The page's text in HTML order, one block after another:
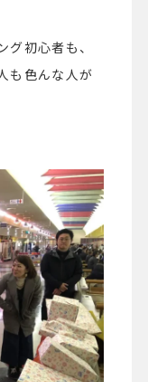
初心者も、
も色んな人が